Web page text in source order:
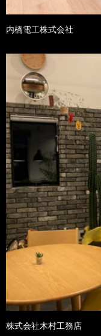
内橋電工株式会社
株式会社木村工務店